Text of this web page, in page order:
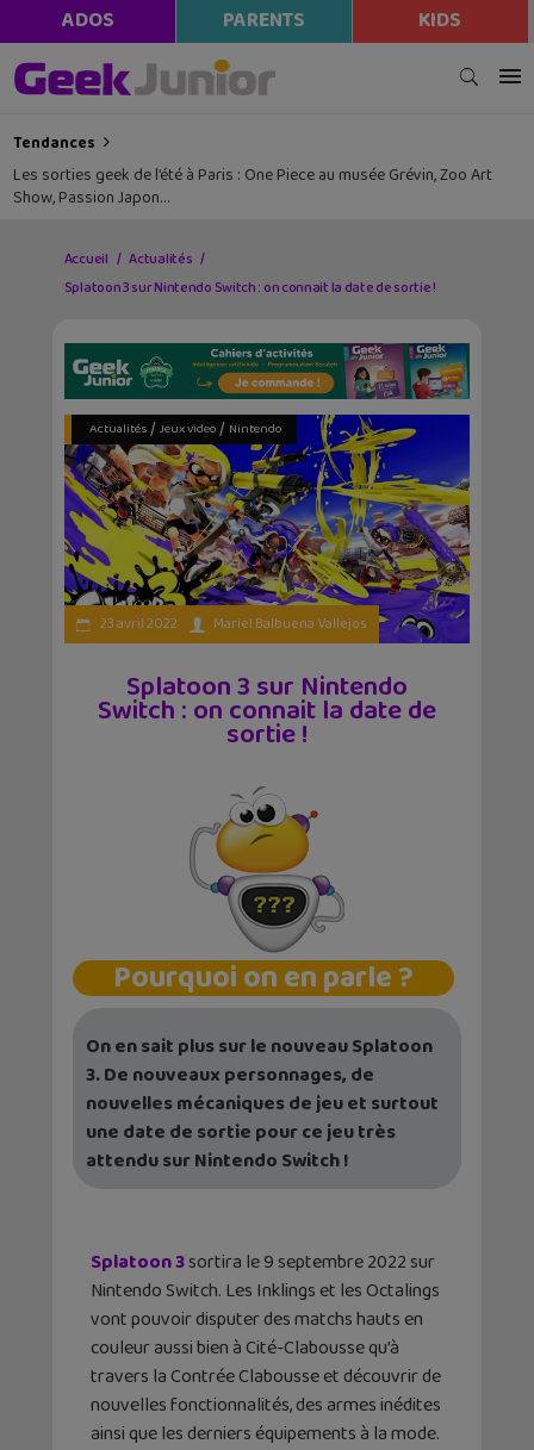
ADOS PARENTS KIDS
Tendances
Les sorties geek de l’été à Paris : One Piece au musée Grévin, Zoo Art
Show, Passion Japon…
Accueil
Actualités
Splatoon 3 sur Nintendo Switch : on connait la date de sortie !
Actualités/ Jeux video/ Nintendo
23 avril 2022 Mariel Balbuena Vallejos
Splatoon 3 sur Nintendo
Switch : on connait la date de
sortie !
Pourquoi on en parle ?
On en sait plus sur le nouveau Splatoon
3. De nouveaux personnages, de
nouvelles mécaniques de jeu et surtout
une date de sortie pour ce jeu très
attendu sur Nintendo Switch !
Splatoon 3sortira le 9 septembre 2022 sur
Nintendo Switch. Les Inklings et les Octalings
vont pouvoir disputer des matchs hauts en
couleur aussi bien à Cité-Clabousse qu’à
travers la Contrée Clabousse et découvrir de
nouvelles fonctionnalités, des armes inédites
ainsi que les derniers équipements à la mode.